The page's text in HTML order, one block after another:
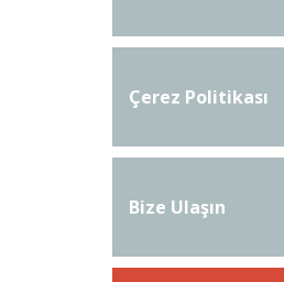
Ve İmha Prosedürü
Çerez Politikası
Bize Ulaşın